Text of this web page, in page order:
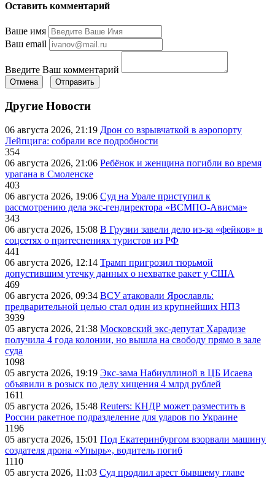
Оставить комментарий
Ваше имя
Ваш email
Введите Ваш комментарий
Отмена Отправить
Другие Новости
06 августа 2026, 21:19 Дрон со взрывчаткой в аэропорту
Лейпцига: собрали все подробности
354
06 августа 2026, 21:06 Ребёнок и женщина погибли во время
урагана в Смоленске
403
06 августа 2026, 19:06 Суд на Урале приступил к
рассмотрению дела экс-гендиректора «ВСМПО-Ависма»
343
06 августа 2026, 15:08 В Грузии завели дело из-за «фейков» в
соцсетях о притеснениях туристов из РФ
441
06 августа 2026, 12:14 Трамп пригрозил тюрьмой
допустившим утечку данных о нехватке ракет у США
469
06 августа 2026, 09:34 ВСУ атаковали Ярославль:
предварительной целью стал один из крупнейших НПЗ
3939
05 августа 2026, 21:38 Московский экс-депутат Харадизе
получила 4 года колонии, но вышла на свободу прямо в зале
суда
1098
05 августа 2026, 19:19 Экс-зама Набиуллиной в ЦБ Исаева
объявили в розыск по делу хищения 4 млрд рублей
1611
05 августа 2026, 15:48 Reuters: КНДР может разместить в
России ракетное подразделение для ударов по Украине
1196
05 августа 2026, 15:01 Под Екатеринбургом взорвали машину
создателя дрона «Упырь», водитель погиб
1110
05 августа 2026, 11:03 Суд продлил арест бывшему главе